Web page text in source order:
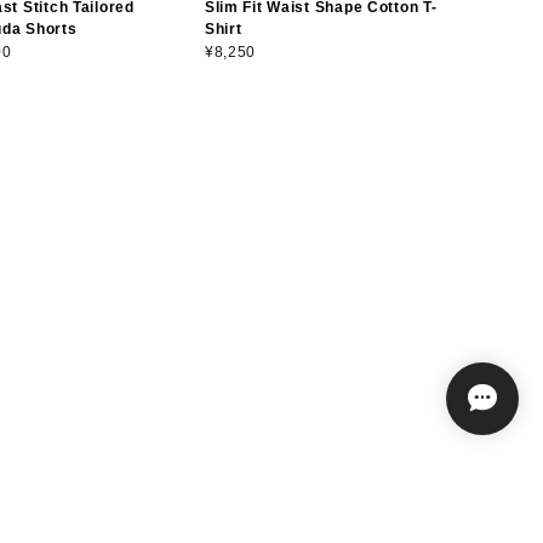
Stitch Tailored
Shorts
Slim Fit Waist Shape Cotton T-
Shirt
¥8,250